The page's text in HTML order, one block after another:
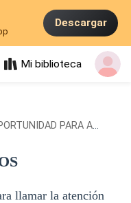
Descargar
Mi biblioteca
PARA AMAR
llamar la atención